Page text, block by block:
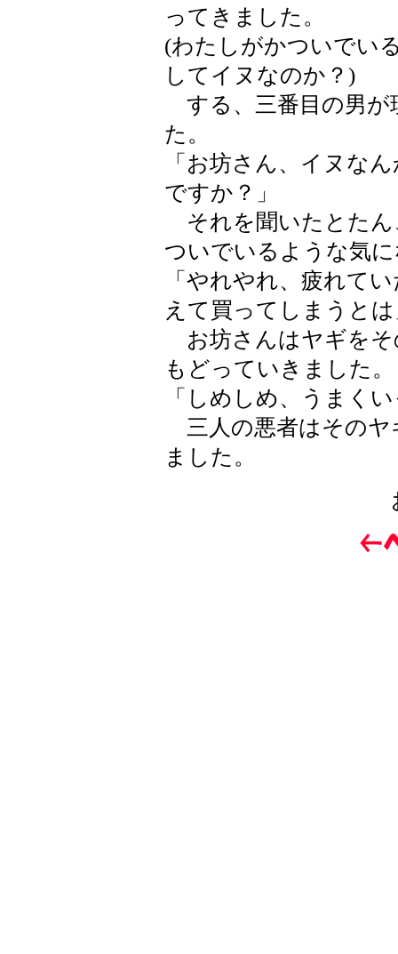
ってきました。
(わたしがかついでい
してイヌなのか？)
する、三番目の男が
た。
「お坊さん、イヌな
ですか？」
それを聞いたとたん
ついでいるような気
「やれやれ、疲れて
えて買ってしまうと
お坊さんはヤギをそ
もどっていきました。
「しめしめ、うまく
三人の悪者はそのヤ
ました。